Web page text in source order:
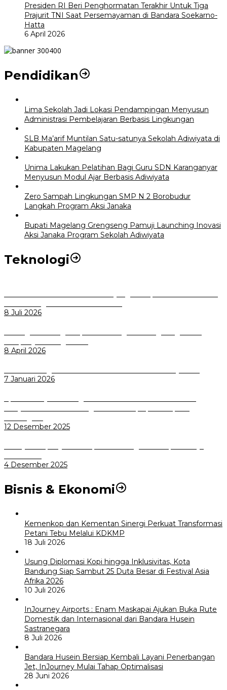
Presiden RI Beri Penghormatan Terakhir Untuk Tiga
Prajurit TNI Saat Persemayaman di Bandara Soekarno-
Hatta
6 April 2026
Pendidikan
Lima Sekolah Jadi Lokasi Pendampingan Menyusun
Administrasi Pembelajaran Berbasis Lingkungan
SLB Ma’arif Muntilan Satu-satunya Sekolah Adiwiyata di
Kabupaten Magelang
Unima Lakukan Pelatihan Bagi Guru SDN Karanganyar
Menyusun Modul Ajar Berbasis Adiwiyata
Zero Sampah Lingkungan SMP N 2 Borobudur
Langkah Program Aksi Janaka
Bupati Magelang Grengseng Pamuji Launching Inovasi
Aksi Janaka Program Sekolah Adiwiyata
Teknologi
8 Juli 2026
8 April 2026
7 Januari 2026
12 Desember 2025
4 Desember 2025
Bisnis & Ekonomi
Kemenkop dan Kementan Sinergi Perkuat Transformasi
Petani Tebu Melalui KDKMP
18 Juli 2026
Usung Diplomasi Kopi hingga Inklusivitas, Kota
Bandung Siap Sambut 25 Duta Besar di Festival Asia
Afrika 2026
10 Juli 2026
InJourney Airports : Enam Maskapai Ajukan Buka Rute
Domestik dan Internasional dari Bandara Husein
Sastranegara
8 Juli 2026
Bandara Husein Bersiap Kembali Layani Penerbangan
Jet, InJourney Mulai Tahap Optimalisasi
28 Juni 2026